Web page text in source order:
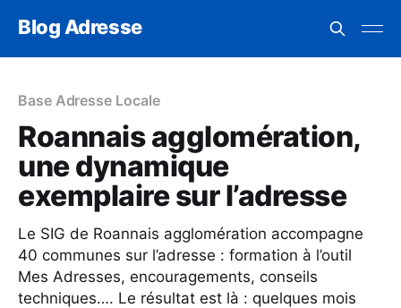
Blog Adresse
Base Adresse Locale
Roannais agglomération,
une dynamique
exemplaire sur l’adresse
Le SIG de Roannais agglomération accompagne
40 communes sur l’adresse : formation à l’outil
Mes Adresses, encouragements, conseils
techniques…. Le résultat est là : quelques mois